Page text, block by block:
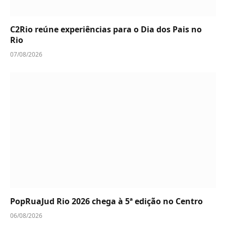
C2Rio reúne experiências para o Dia dos Pais no
Rio
07/08/2026
PopRuaJud Rio 2026 chega à 5ª edição no Centro
06/08/2026